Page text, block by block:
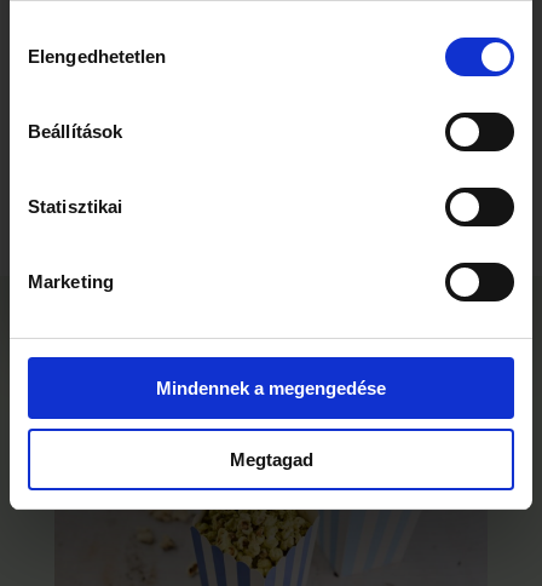
kiválasztása
Elengedhetetlen
Beállítások
Statisztikai
Marketing
Mindennek a megengedése
Megtagad
használnád.
A cikk edukációs céllal készült. Ha
szoptatsz, gyógyszert szedsz, esetleg
TOVÁBBI CIKKEK
minden héten hozzuk a 3 legjobb matchareceptet